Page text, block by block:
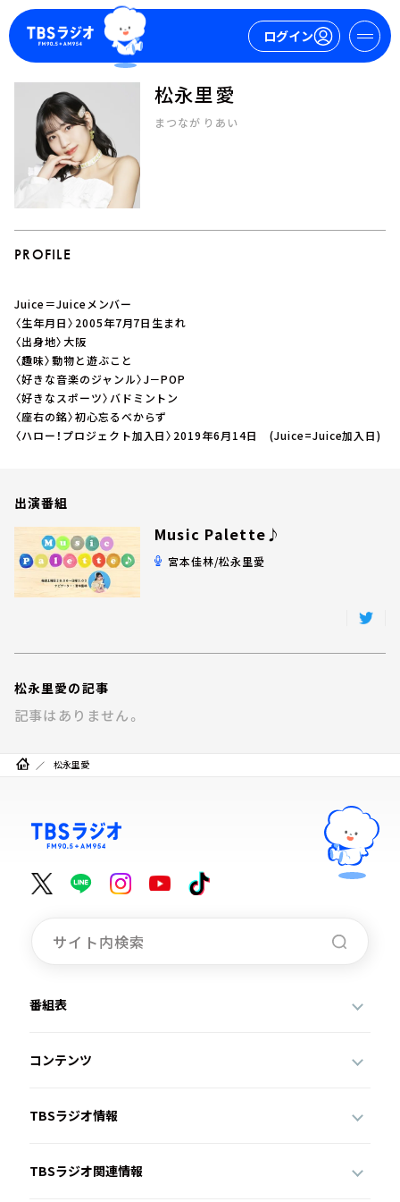
ログイン
マイページ
ログイン
今日の番組表
週間番組表
トピックス
TBS Podcast
お知らせ
イベント・グッズ
松永里愛
まつなが りあい
PROFILE
Juice＝Juiceメンバー
〈生年月日〉2005年7月7日生まれ
〈出身地〉大阪
〈趣味〉動物と遊ぶこと
〈好きな音楽のジャンル〉J－POP
〈好きなスポーツ〉バドミントン
〈座右の銘〉初心忘るべからず
〈ハロー！プロジェクト加入日〉2019年6月14日 (Juice=Juice加入日)
出演番組
Music Palette♪
宮本佳林/松永里愛
松永里愛の記事
記事はありません。
松永里愛
番組表
コンテンツ
TBSラジオ情報
TBSラジオ関連情報